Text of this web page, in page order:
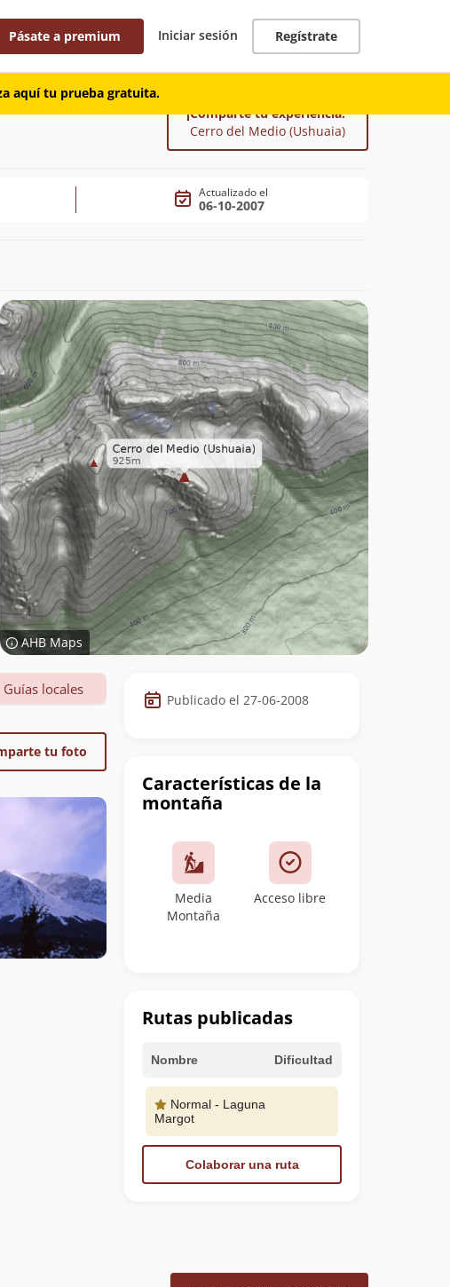
Pásate a premium Iniciar sesión Regístrate
aquí tu prueba gratuita.
¡Comparte tu experiencia!
Cerro del Medio (Ushuaia)
Actualizado el
06-10-2007
AHB Maps
Datos
de
cumbre
Publicado el 27-06-2008
Características de la
montaña
Media
Montaña
Acceso libre
Rutas publicadas
Nombre Dificultad
Normal - Laguna
Margot
Colaborar una ruta
Guías locales
tu foto